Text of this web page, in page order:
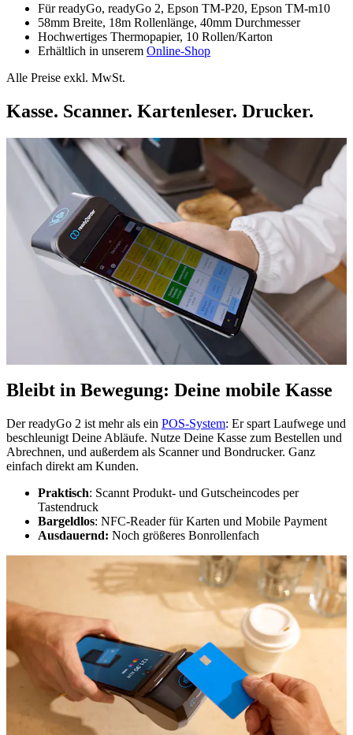
FürreadyGo, readyGo 2, Epson TM-P20, Epson TM-m10
58mm Breite, 18m Rollenlänge, 40mm Durchmesser
Hochwertiges Thermopapier, 10 Rollen/Karton
Erhältlich in unserem Online-Shop
Alle Preise exkl. MwSt.
Kasse. Scanner. Kartenleser. Drucker.
Bleibt in Bewegung: Deine mobile Kasse
Der readyGo 2 ist mehr als ein POS-System: Er spart Laufwege und
beschleunigt Deine Abläufe. Nutze Deine Kasse zum Bestellen und
Abrechnen, und außerdem als Scanner und Bondrucker. Ganz
einfach direkt am Kunden.
Praktisch: Scannt Produkt- und Gutscheincodes per
Tastendruck
Bargeldlos: NFC-Reader für Karten und Mobile Payment
Ausdauernd: Noch größeres Bonrollenfach